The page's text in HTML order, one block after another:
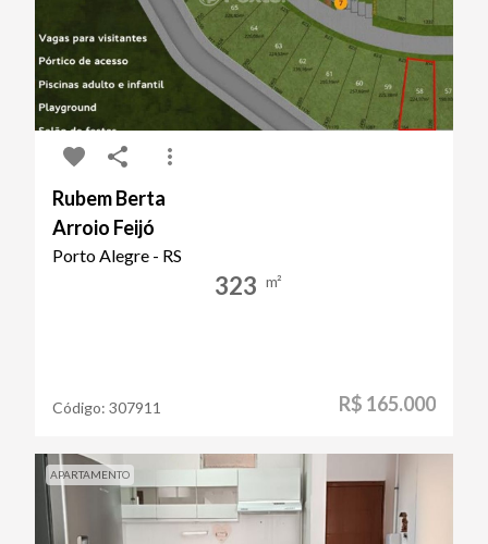
Rubem Berta
Arroio Feijó
Porto Alegre - RS
323 m²
Código: 307911 R$ 165.000
APARTAMENTO